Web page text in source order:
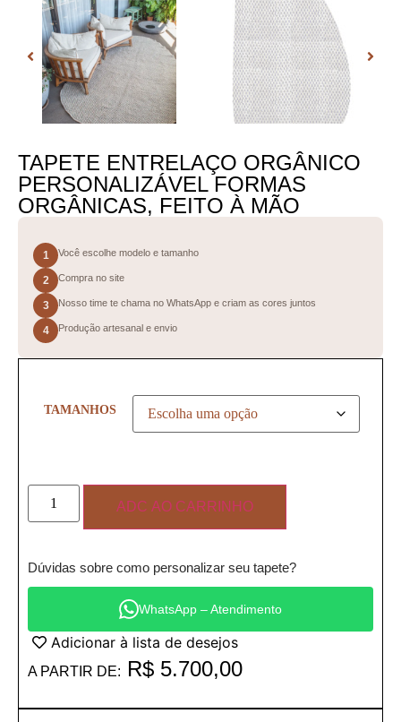
TAPETE ENTRELAÇO ORGÂNICO
PERSONALIZÁVEL FORMAS
ORGÂNICAS, FEITO À MÃO
1 Você escolhe modelo e tamanho
2 Compra no site
3 Nosso time te chama no WhatsApp e criam as cores juntos
4 Produção artesanal e envio
TAMANHOS
ADC AO CARRINHO
Dúvidas sobre como personalizar seu tapete?
WhatsApp – Atendimento
Adicionar à lista de desejos
A PARTIR DE: R$ 5.700,00